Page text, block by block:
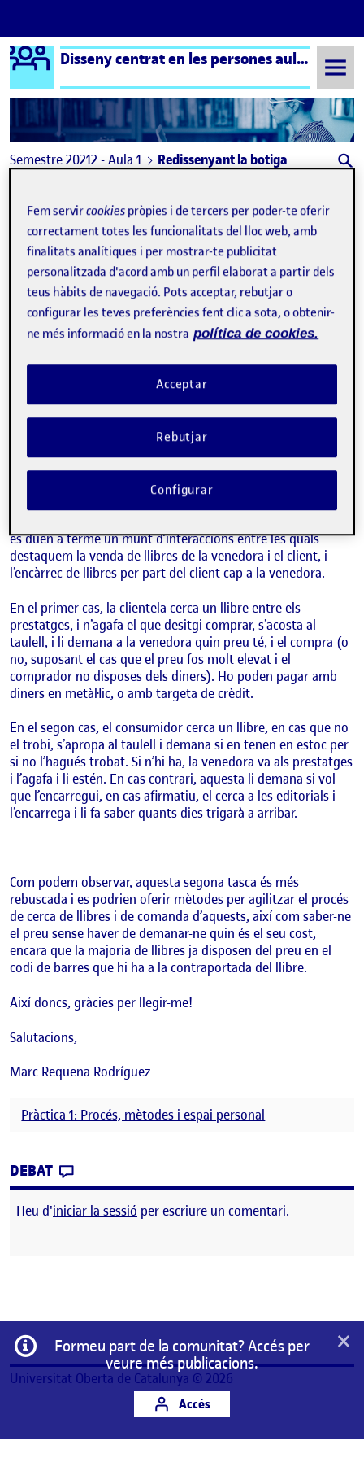
Saltar al contingut
Logo Ágora Disseny centrat en les persones aula 1
Semestre 20212 - Aula 1 Redissenyant la botiga
Navegació d'entrades
Publicat perRedissenyant la botiga
Publicat per
Marc Requena Rodriguez
22 gener, 2023 9:45 am
comentari el Redissenyant la botiga
Benvinguts de nou al folio!
En aquesta nova entrada em disposo explicar l’activitat que
vull examinar, analitzar i redissenyar en la botiga «El Racó de
L’activitat en qüestió és la cerca i comanda de llibres que
realitzen diàriament els clients en aquest establiment, així
es duen a terme un munt d’interaccions entre les quals
destaquem la venda de llibres de la venedora i el client, i
l’encàrrec de llibres per part del client cap a la venedora.
En el primer cas, la clientela cerca un llibre entre els
prestatges, i n’agafa el que desitgi comprar, s’acosta al
taulell, i li demana a la venedora quin preu té, i el compra (o
no, suposant el cas que el preu fos molt elevat i el
comprador no disposes dels diners). Ho poden pagar amb
diners en metàl·lic, o amb targeta de crèdit.
En el segon cas, el consumidor cerca un llibre, en cas que no
el trobi, s’apropa al taulell i demana si en tenen en estoc per
si no l’hagués trobat. Si n’hi ha, la venedora va als prestatges
i l’agafa i li estén. En cas contrari, aquesta li demana si vol
que l’encarregui, en cas afirmatiu, el cerca a les editorials i
l’encarrega i li fa saber quants dies trigarà a arribar.
Com podem observar, aquesta segona tasca és més
rebuscada i es podrien oferir mètodes per agilitzar el procés
de cerca de llibres i de comanda d’aquests, així com saber-ne
el preu sense haver de demanar-ne quin és el seu cost,
encara que la majoria de llibres ja disposen del preu en el
codi de barres que hi ha a la contraportada del llibre.
Així doncs, gràcies per llegir-me!
Salutacions,
Marc Requena Rodríguez
Pràctica 1: Procés, mètodes i espai personal
DEBAT
Heu d'iniciar la sessió per escriure un comentari.
Informació
Formeu part de la comunitat? Accés per
veure més publicacions.
Accés
×
Universitat Oberta de Catalunya © 2026
Fem servircookies pròpies i de tercers per poder-te oferir
correctament totes les funcionalitats del lloc web, amb
finalitats analítiques i per mostrar-te publicitat
personalitzada d'acord amb un perfil elaborat a partir dels
teus hàbits de navegació. Pots acceptar, rebutjar o
configurar les teves preferències fent clic a sota, o obtenir-
ne més informació en la nostra política de cookies.
Rebutjar
Acceptar
Configurar